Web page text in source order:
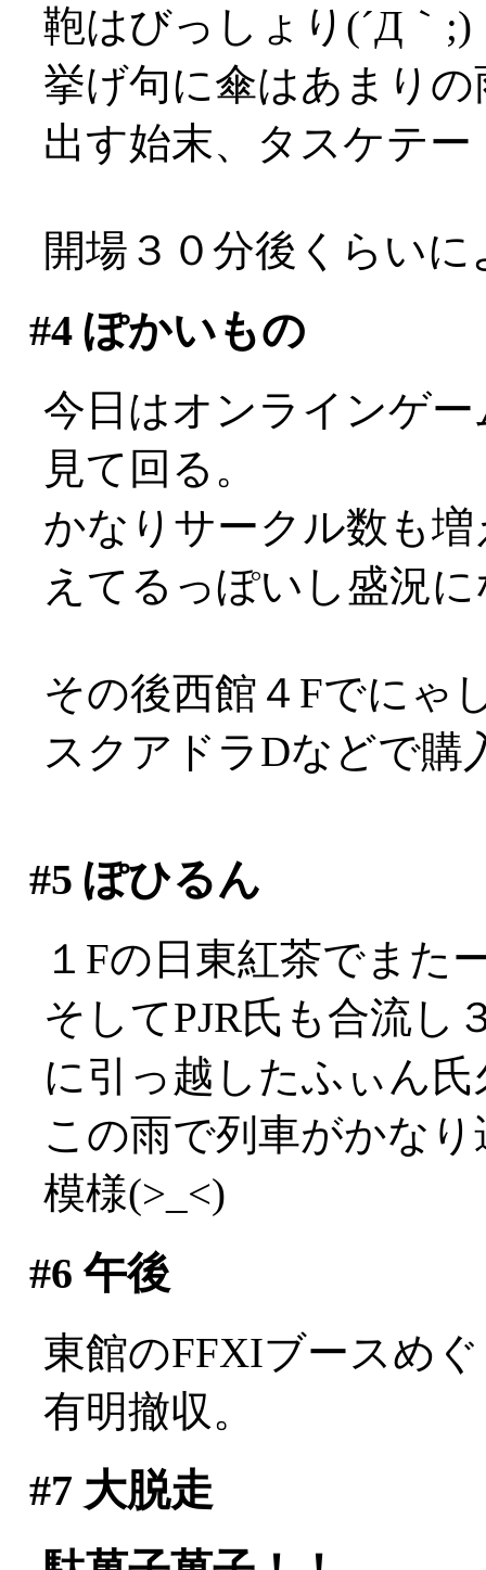
鞄はびっしょり(´Д｀;)
挙げ句に傘はあまり
出す始末、タスケテー
開場３０分後くらい
#4ぽかいもの
今日はオンラインゲ
見て回る。
かなりサークル数も
えてるっぽいし盛況
その後西館４Fでにゃ
スクアドラDなどで購
#5 ぽひるん
１Fの日東紅茶でまた
そしてPJR氏も合流し
に引っ越したふぃん
この雨で列車がかな
模様(>_<)
#6 午後
東館のFFXIブースめ
有明撤収。
#7 大脱走